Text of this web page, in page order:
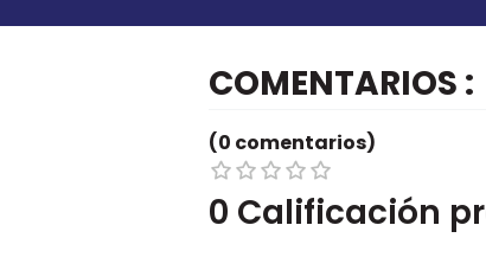
COMENTARIOS
0 Calificación
(0 comentarios)